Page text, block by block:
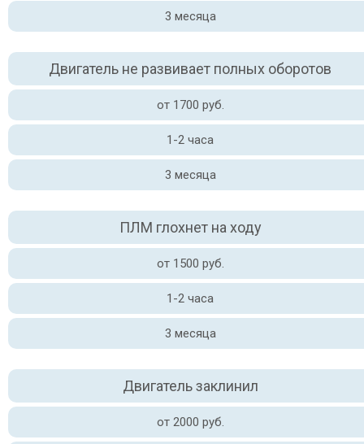
3 месяца
Двигатель не развивает полных оборотов
от 1700 руб.
1-2 часа
3 месяца
ПЛМ глохнет на ходу
от 1500 руб.
1-2 часа
3 месяца
Двигатель заклинил
от 2000 руб.